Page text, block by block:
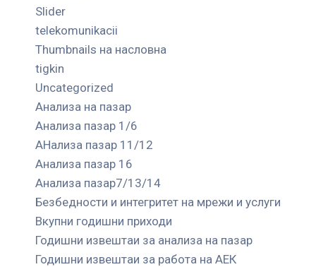
Slider
telekomunikacii
Thumbnails на насловна
tigkin
Uncategorized
Анализа на пазар
Анализа пазар 1/6
АНализа пазар 11/12
Анализа пазар 16
Анализа пазар7/13/14
Безбедности и интегритет на мрежи и услуги
Вкупни годишни приходи
Годишни извештаи за анализа на пазар
Годишни извештаи за работа на АЕК